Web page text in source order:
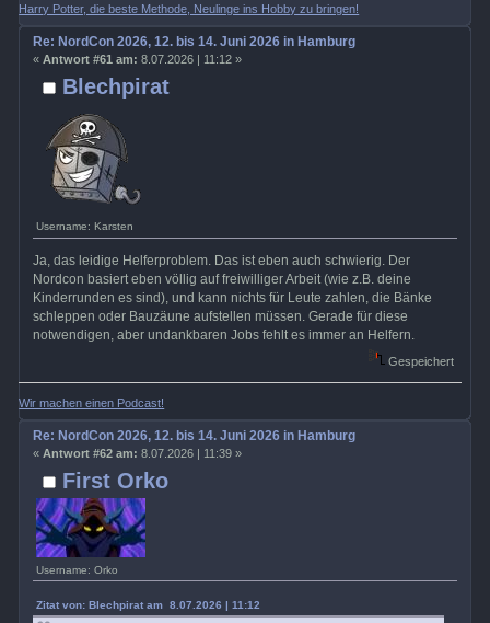
Harry Potter, die beste Methode, Neulinge ins Hobby zu bringen!
Blechpirat
Username: Karsten
Re: NordCon 2026, 12. bis 14. Juni 2026 in Hamburg
« Antwort #61 am: 8.07.2026 | 11:12 »
Ja, das leidige Helferproblem. Das ist eben auch schwierig. Der
Nordcon basiert eben völlig auf freiwilliger Arbeit (wie z.B. deine
Kinderrunden es sind), und kann nichts für Leute zahlen, die Bänke
schleppen oder Bauzäune aufstellen müssen. Gerade für diese
notwendigen, aber undankbaren Jobs fehlt es immer an Helfern.
Gespeichert
Wir machen einen Podcast!
First Orko
Username: Orko
Re: NordCon 2026, 12. bis 14. Juni 2026 in Hamburg
« Antwort #62 am: 8.07.2026 | 11:39 »
Zitat von: Blechpirat am 8.07.2026 | 11:12